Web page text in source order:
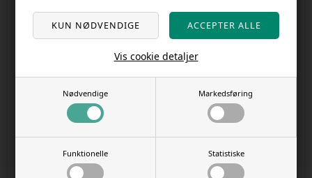
Nødvendige Markedsføring
Funktionelle Statistiske
Vis cookie detaljer
Få de bedste tilbud, nyheder og
inspiration direkte i din indbakke
Tilmeld mig nu